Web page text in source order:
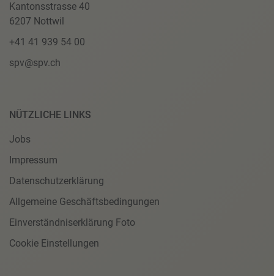
Kantonsstrasse 40
6207 Nottwil
+41 41 939 54 00
spv@spv.ch
NÜTZLICHE LINKS
Jobs
Impressum
Datenschutzerklärung
Allgemeine Geschäftsbedingungen
Einverständniserklärung Foto
Cookie Einstellungen